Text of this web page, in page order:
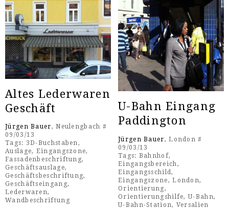
U-Bahn Eingang
Paddington
Jürgen Bauer, London #
09/03/13
Tags: Bahnhof,
Eingangsbereich ,
Eingangsschild,
Eingangszone,London,
Orientierung,
Orientierungshilfe,U-Bahn,
U-Bahn-Station, Versalien
Altes Lederwaren
Geschäft
Jürgen Bauer, Neulengbach #
09/03/13
Tags: 3D-Buchstaben,
Auslage, Eingangszone,
Fassadenbeschriftung,
Geschäftsauslage,
Geschäftsbeschriftung,
Geschäftseingang,
Lederwaren,
Wandbeschriftung